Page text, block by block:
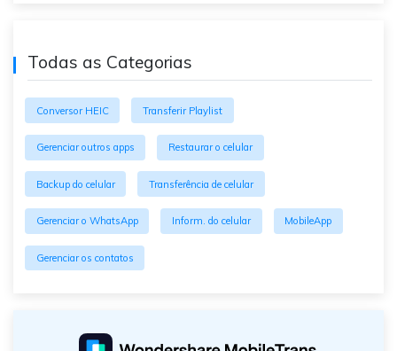
Todas as Categorias
Conversor HEIC Transferir Playlist
Gerenciar outros apps Restaurar o celular
Backup do celular Transferência de celular
Gerenciar o WhatsApp Inform. do celular MobileApp
Gerenciar os contatos